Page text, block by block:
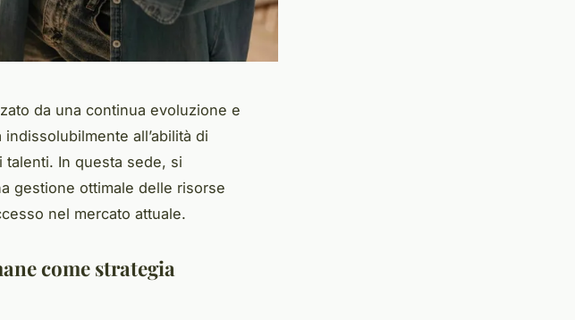
da una continua evoluzione e
all’abilità di
In questa sede, si
gestione ottimale delle risorse
nel mercato attuale.
come strategia